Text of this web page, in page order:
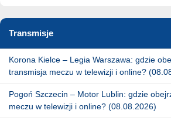
Transmisje
Korona Kielce – Legia Warszawa: gdzie
transmisja meczu w telewizji i online?
Pogoń Szczecin – Motor Lublin: gdzie
meczu w telewizji i online? (08.08.2026)